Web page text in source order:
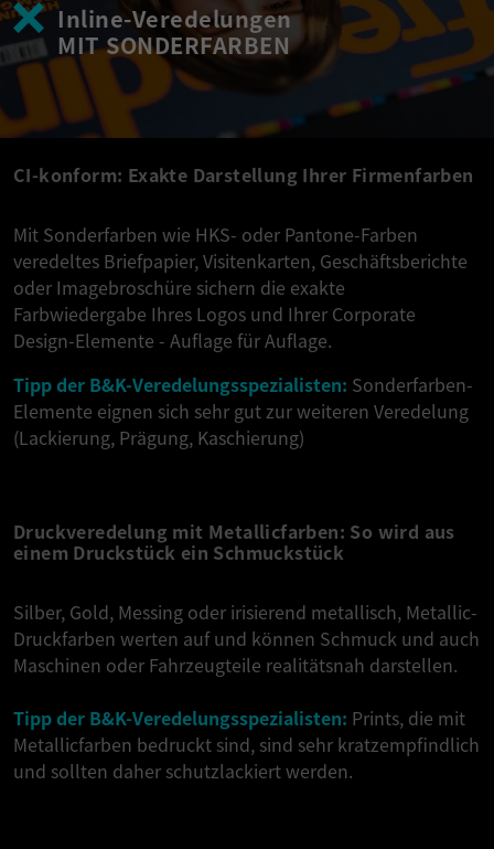
Inline-Veredelungen
MIT SONDERFARBEN
CI-konform: Exakte Darstellung Ihrer Firmenfarben
Mit Sonderfarben wie HKS- oder Pantone-Farben
veredeltes Briefpapier, Visitenkarten, Geschäftsberichte
oder Imagebroschüre sichern die exakte
Farbwiedergabe Ihres Logos und Ihrer Corporate
Design-Elemente - Auflage für Auflage.
Tipp der B&K-Veredelungsspezialisten: Sonderfarben-
Elemente eignen sich sehr gut zur weiteren Veredelung
(Lackierung, Prägung, Kaschierung)
Druckveredelung mit Metallicfarben: So wird aus
einem Druckstück ein Schmuckstück
Silber, Gold, Messing oder irisierend metallisch, Metallic-
Druckfarben werten auf und können Schmuck und auch
Maschinen oder Fahrzeugteile realitätsnah darstellen.
Tipp der B&K-Veredelungsspezialisten: Prints, die mit
Metallicfarben bedruckt sind, sind sehr kratzempfindlich
und sollten daher schutzlackiert werden.